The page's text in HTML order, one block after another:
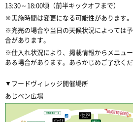
13:30～18:00頃（前半キックオフまで）
※実施時間は変更になる可能性があります。
※完売の場合や当日の天候状況によっては
合があります。
※仕入れ状況により、掲載情報からメニュ
ある場合があります。あらかじめご了承くだ
▼フードヴィレッジ開催場所
あじペン広場